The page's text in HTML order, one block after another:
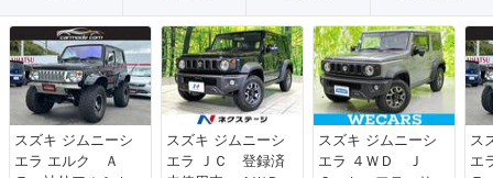
スズキ ジムニーシ
エラ エルク Ａ
スズキ ジムニーシ
エラ ＪＣ 登録済
スズキ ジムニーシ
エラ ４ＷＤ Ｊ
ス
エ